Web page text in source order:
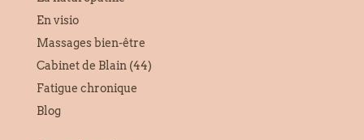
En visio
Massages bien-être
Cabinet de Blain (44)
Fatigue chronique
Blog